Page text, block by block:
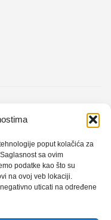
poput kolačića za
sa ovim
podatke kao što su
na ovoj veb lokaciji.
uticati na određene